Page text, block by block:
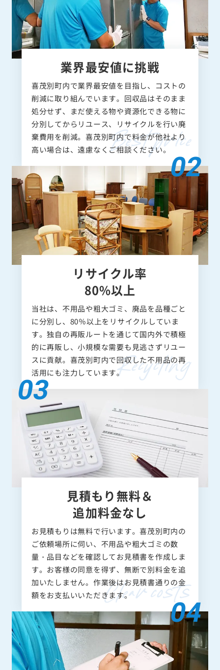
業界最安値に挑戦
喜茂別町内で業界最安値を目指し、コストの
削減に取り組んでいます。回収品はそのまま
処分せず、まだ使える物や資源化できる物に
分別してからリユース、リサイクルを行い廃
棄費用を削減。喜茂別町内で料金が他社より
高い場合は、遠慮なくご相談ください。
リサイクル率
80%以上
当社は、不用品や粗大ゴミ、廃品を品種ごと
に分別し、80％以上をリサイクルしていま
す。独自の再販ルートを通じて国内外で積極
的に再販し、小規模な需要も見逃さずリユー
スに貢献。喜茂別町内で回収した不用品の再
活用にも注力しています。
見積もり無料＆
追加料金なし
お見積もりは無料で行います。喜茂別町内の
ご依頼場所に伺い、不用品や粗大ゴミの数
量・品目などを確認してお見積書を作成しま
す。お客様の同意を得ず、無断で別料金を追
加いたしません。作業後はお見積書通りの金
額をお支払いいただきます。